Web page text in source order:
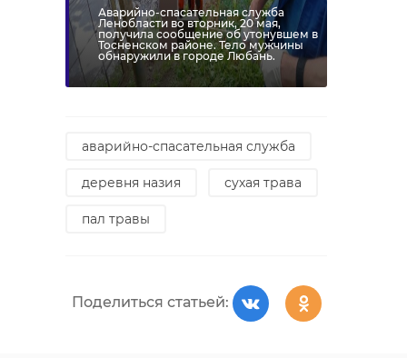
Аварийно-спасательная служба
Ленобласти во вторник, 20 мая,
получила сообщение об утонувшем в
Тосненском районе. Тело мужчины
обнаружили в городе Любань.
аварийно-спасательная служба
деревня назия сухая трава
пал травы
Поделиться статьей:
РЕКОМЕНДУЕМ
В Ленобласти в
06 июня 2024, 20:54 08 июля 2024, 19:23